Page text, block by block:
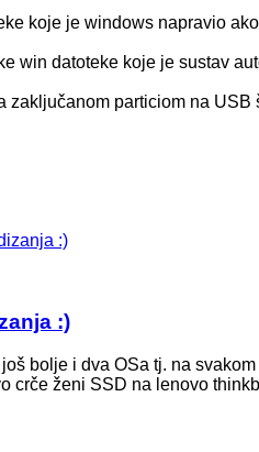
koje je windows napravio
win datoteke koje je sustav
zaključanom particiom na
:)
:)
bolje i dva OSa tj. na
crče ženi SSD na lenovo